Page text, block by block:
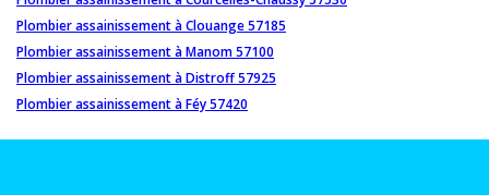
Plombier assainissement à Clouange 57185
Plombier assainissement à Manom 57100
Plombier assainissement à Distroff 57925
Plombier assainissement à Féy 57420